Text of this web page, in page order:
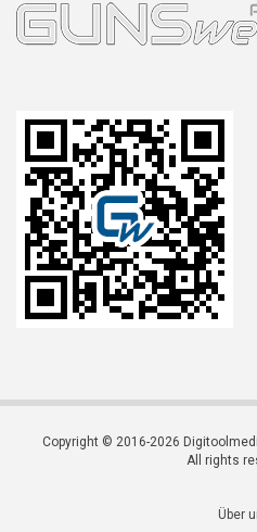
Copyright © 2016-2026
All rights
Über